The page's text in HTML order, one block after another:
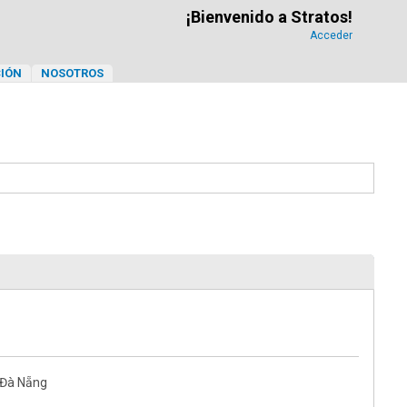
¡Bienvenido a Stratos!
Acceder
NOSOTROS
Nẵng